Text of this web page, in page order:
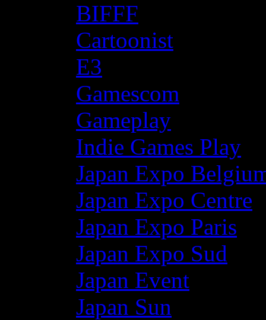
BIFFF
Cartoonist
E3
Gamescom
Gameplay
Indie Games Play
Japan Expo
Japan Expo Centre
Japan Expo Paris
Japan Expo Sud
Japan Event
Japan Sun